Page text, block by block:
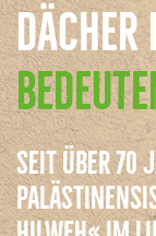
Seit über 70
Hilweh« im